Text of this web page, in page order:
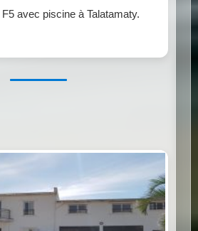
avec piscine à Talatamaty.